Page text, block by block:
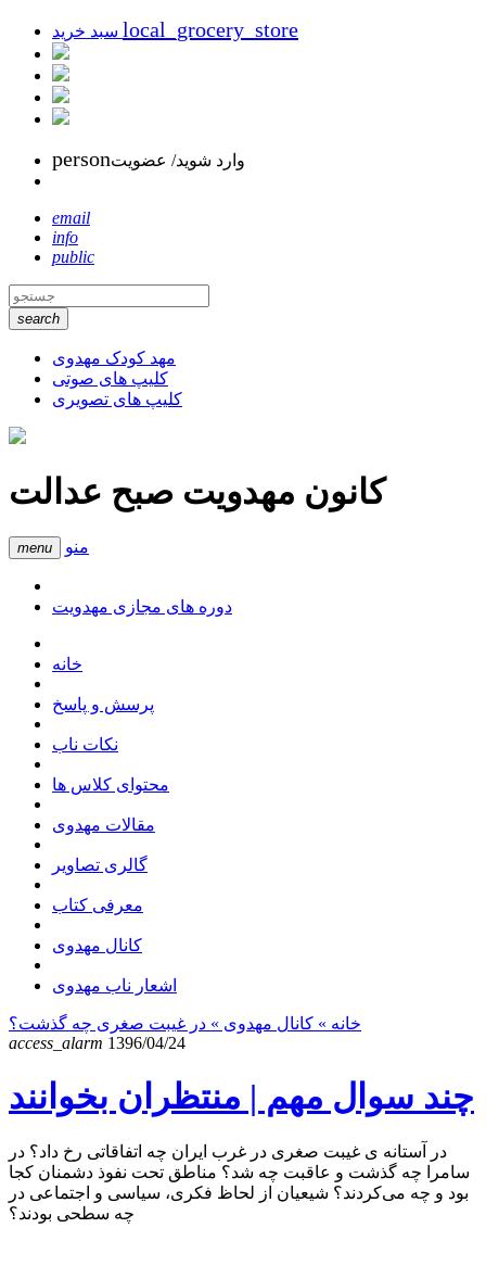
local_grocery_store
personوارد شوید/ عضویت
email
info
public
search
مهد کودک مهدوی
کلیپ های صوتی
کلیپ های تصویری
کانون مهدویت صبح عدالت
menu منو
دوره های مجازی مهدویت
خانه
پرسش و پاسخ
نکات ناب
محتوای کلاس ها
مقالات مهدوی
گالری تصاویر
معرفی کتاب
کانال مهدوی
اشعار ناب مهدوی
خانه » کانال مهدوی » در غیبت صغری چه گذشت؟
access_alarm 1396/04/24
چند سوال مهم | منتظران بخوانند
در آستانه ی غیبت صغری در غرب ایران چه اتفاقاتی رخ داد؟ در
سامرا چه گذشت و عاقبت چه شد؟ مناطق تحت نفوذ دشمنان کجا
بود و چه می‌کردند؟ شیعیان از لحاظ فکری، سیاسی و اجتماعی در
چه سطحی بودند؟